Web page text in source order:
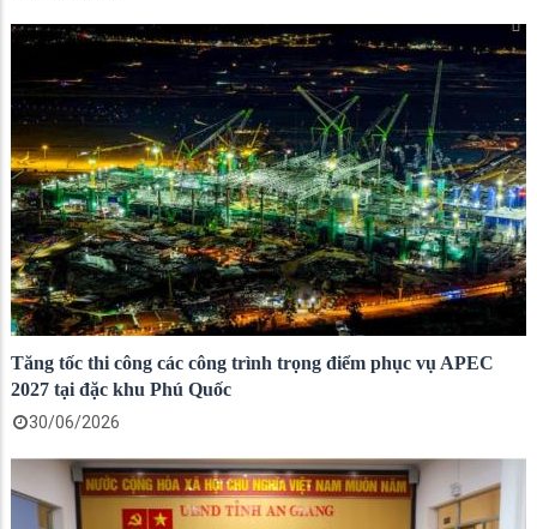
Tăng tốc thi công các công trình trọng điểm phục vụ APEC
2027 tại đặc khu Phú Quốc
30/06/2026